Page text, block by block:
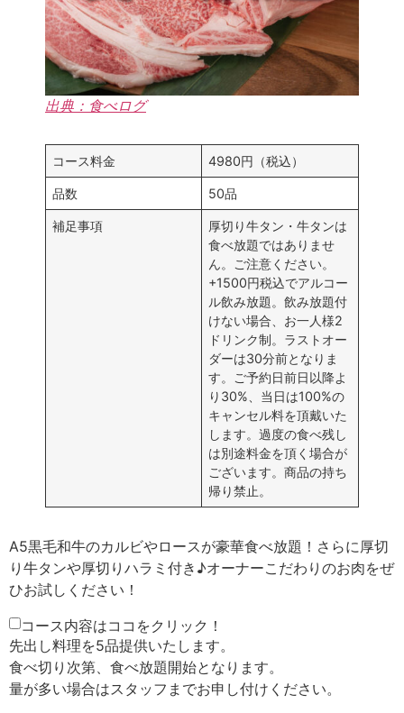
出典：食べログ
コース料金 4980円（税込）
品数 50品
補足事項
厚切り牛タン・牛タンは
食べ放題ではありませ
ん。ご注意ください。
+1500円税込でアルコー
ル飲み放題。飲み放題付
けない場合、お一人様2
ドリンク制。ラストオー
ダーは30分前となりま
す。ご予約日前日以降よ
り30%、当日は100%の
キャンセル料を頂戴いた
します。過度の食べ残し
は別途料金を頂く場合が
ございます。商品の持ち
帰り禁止。
A5黒毛和牛のカルビやロースが豪華食べ放題！さらに厚切
り牛タンや厚切りハラミ付き♪オーナーこだわりのお肉をぜ
ひお試しください！
コース内容はココをクリック！
先出し料理を5品提供いたします。
食べ切り次第、食べ放題開始となります。
量が多い場合はスタッフまでお申し付けください。